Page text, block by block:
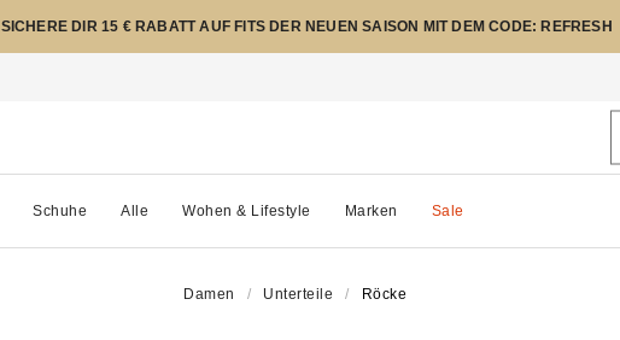
SICHERE DIR 15 € RABATT AUF FITS DER NEUEN SAISON MIT DEM CODE: REFRESH
Schuhe Alle Wohen & Lifestyle Marken Sale
Damen Unterteile Röcke